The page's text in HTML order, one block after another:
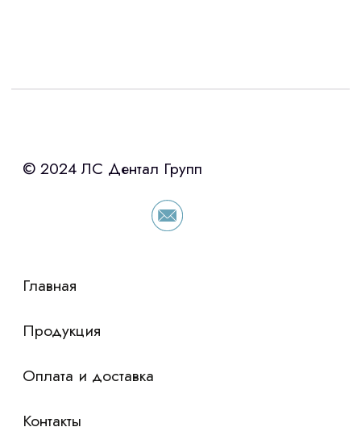
Интересует лизинг?
«Уралпромлизинг» подберем выгодные
условия по лизингу оборудования,
просто оставьте контакты чтобы мы
сориентировали по условиям